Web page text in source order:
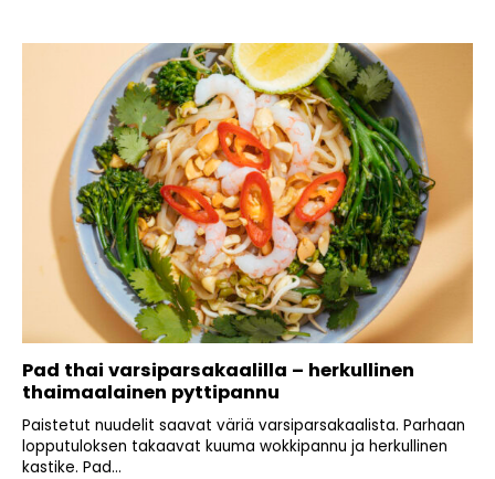
Pad thai varsiparsakaalilla – herkullinen
thaimaalainen pyttipannu
Paistetut nuudelit saavat väriä varsiparsakaalista. Parhaan
lopputuloksen takaavat kuuma wokkipannu ja herkullinen
kastike. Pad...